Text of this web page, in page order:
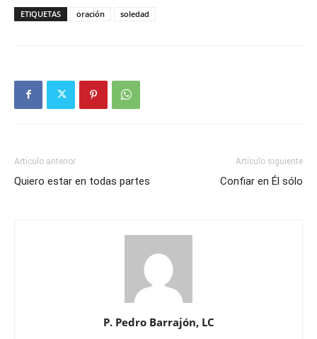
ETIQUETAS oración soledad
Artículo anterior
Quiero estar en todas partes
Artículo siguiente
Confiar en Él sólo
P. Pedro Barrajón, LC